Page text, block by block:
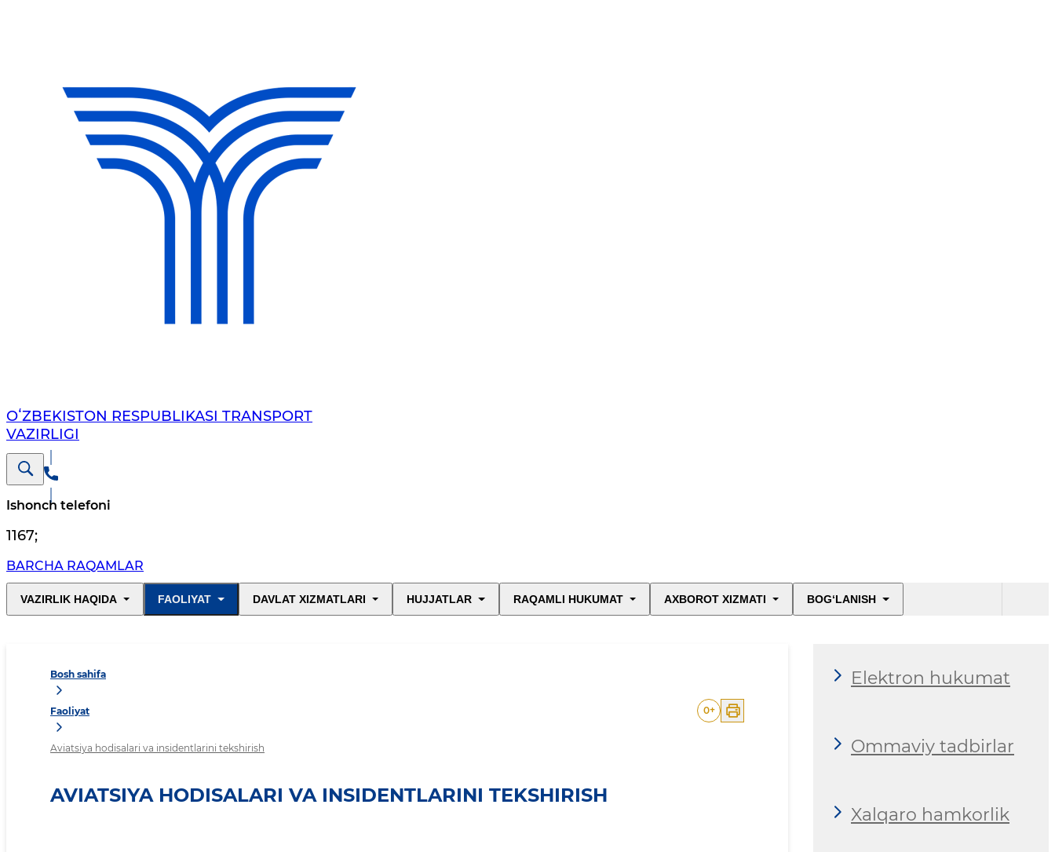
OʻZBEKISTON RESPUBLIKASI TRANSPORT
VAZIRLIGI
Ishonch telefoni
1167;
BARCHA RAQAMLAR
VAZIRLIK HAQIDA FAOLIYAT DAVLAT XIZMATLARI HUJJATLAR RAQAMLI HUKUMAT AXBOROT XIZMATI BOG‘LANISH
Bosh sahifa
Faoliyat
Aviatsiya hodisalari va insidentlarini tekshirish
0+
AVIATSIYA HODISALARI VA INSIDENTLARINI TEKSHIRISH
Elektron hukumat
Ommaviy tadbirlar
Xalqaro hamkorlik